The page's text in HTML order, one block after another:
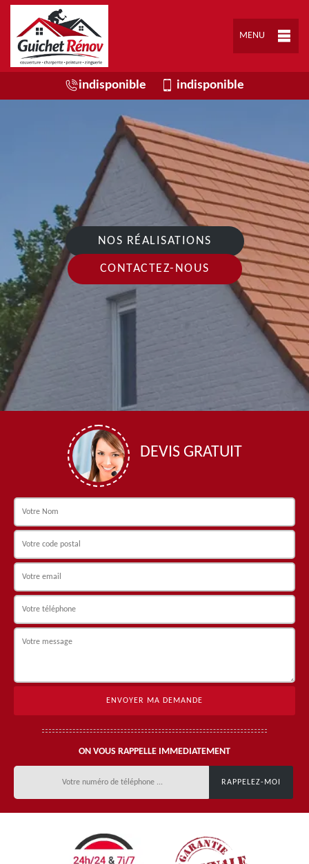
MENU
indisponible indisponible
NOS RÉALISATIONS
CONTACTEZ-NOUS
DEVIS GRATUIT
ON VOUS RAPPELLE IMMEDIATEMENT